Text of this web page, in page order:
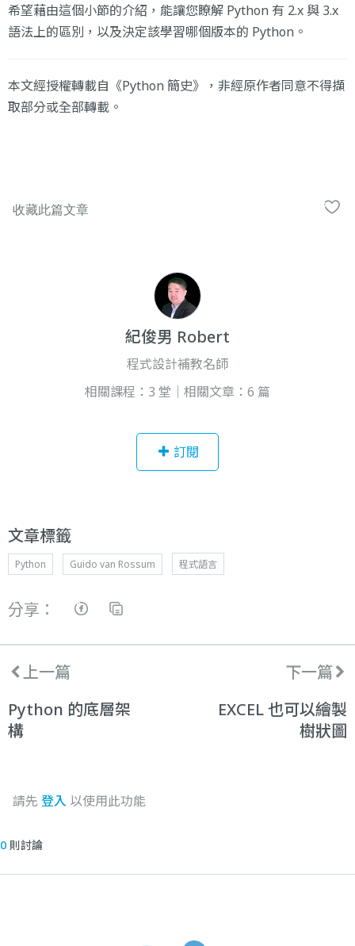
希望藉由這個小節的介紹，能讓您瞭解 Python 有 2.x 與 3.x
語法上的區別，以及決定該學習哪個版本的 Python。
本文經授權轉載自《Python 簡史》，非經原作者同意不得擷
取部分或全部轉載。
紀俊男 Robert
程式設計補教名師
相關課程：3 堂｜相關文章：6 篇
訂閱
文章標籤
Python Guido van Rossum 程式語言
分享：
上一篇
Python 的底層架
構
下一篇
EXCEL 也可以繪製
樹狀圖
請先 登入 以使用此功能
0 則討論